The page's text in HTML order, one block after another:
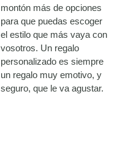
montón más de opciones
para que puedas escoger
el estilo que más vaya con
vosotros. Un regalo
personalizado es siempre
un regalo muy emotivo, y
seguro, que le va agustar.